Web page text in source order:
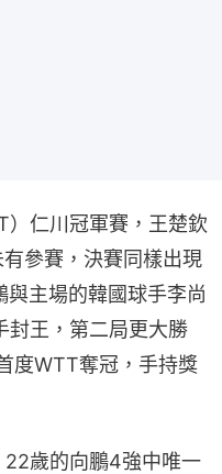
）仁川冠軍賽，王楚欽
參賽，決賽同樣出現
主場的韓國球手李尚
封王，第二局更大勝
度WTT奪冠，手持獎
歲的向鵬4強中唯一